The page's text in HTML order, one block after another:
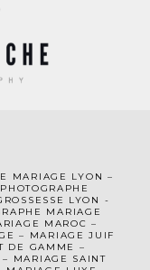
MA RIAGE LYON –
PHOTOGRAPHE
LYON
-
MARIAGE
MAROC –
– MARIAGE JUIF
DE GAMME
–
MARIAGE SAINT